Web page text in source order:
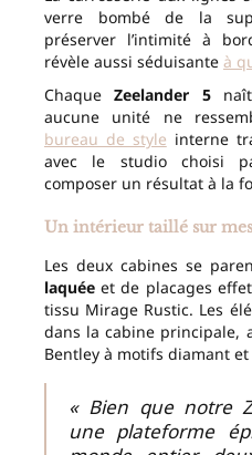
verre bombé de la
préserver l’intimité à
révèle aussi séduisante à
ChaqueZeelander 5naît
aucune unité ne
bureau de style interne
avec le studio choisi
composer un résultat à la
Un intérieur taillé sur
Les deux cabines se
laquée et de placages
tissu Mirage Rustic. Les
dans la cabine principale,
Bentley à motifs diamant et
« Bien que notre
une plateforme